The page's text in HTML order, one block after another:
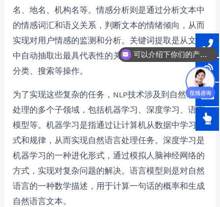
名、地名、机构名等。情感分析则是通过分析文本中
的情感词汇和语义关系，判断文本的情绪倾向，从而
实现对用户情感的监测和分析。关键词提取是从文本
中自动抽取出最具代表性的关键词，用于对文本进行
分类、搜索等操作。
为了实现这些复杂的任务，NLP技术涉及到自然语言
处理的多个子领域，包括机器学习、深度学习、语言
模型等。机器学习是指通过让计算机从数据中学习模
式和规律，从而实现自然语言处理任务。深度学习是
机器学习的一种进化形式，通过模拟人脑神经网络的
方式，实现对复杂问题的解决。语言模型则是对自然
语言的一种数学描述，用于计算一句话的概率和生成
自然语言文本。
可以介绍下你们的产品么？